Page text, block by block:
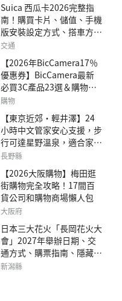
Suica 西瓜卡2026完整指
南！購買卡片、儲值、手機
版安裝設定方式、搭車方
法、常見問題解答！
交通
【2026年BicCamera17％
優惠券】BicCamera最新
必買3C產品23選＆購物攻
略
購物
【東京近郊・輕井澤】24
小時中文管家安心支援，步
行可達星野溫泉，適合家庭
旅行、三代同遊與紀念日的
澤森四季VILLA」
長野縣
【2026大阪購物】梅田逛
街購物完全攻略！17間百
貨公司和購物商場懶人包
大阪府
日本三大花火「長岡花火大
會」2027年舉辦日期、交
通方式、購票指南、隱藏欣
賞地點
新潟縣